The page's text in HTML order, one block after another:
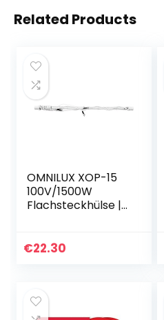
Related Products
OMNILUX XOP-15
100V/1500W
Flachsteckhülse |
€22.30